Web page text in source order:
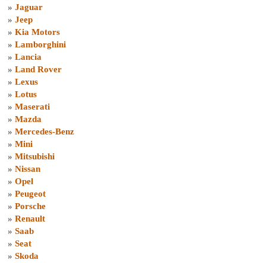
» Jaguar
» Jeep
» Kia Motors
» Lamborghini
» Lancia
» Land Rover
» Lexus
» Lotus
» Maserati
» Mazda
» Mercedes-Benz
» Mini
» Mitsubishi
» Nissan
» Opel
» Peugeot
» Porsche
» Renault
» Saab
» Seat
» Skoda